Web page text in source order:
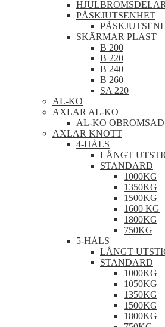
PÅSKJUTSENHET
SKÄRMAR PLAST
B 200
B 220
B 240
B 260
SA 220
AL-KO
AXLAR AL-KO
AL-KO
AXLAR KNOTT
4-HÅLS
LÅNGT
STANDARD
1000KG
1350KG
1500KG
1600 KG
1800KG
750KG
5-HÅLS
LÅNGT
STANDARD
1000KG
1050KG
1350KG
1500KG
1800KG